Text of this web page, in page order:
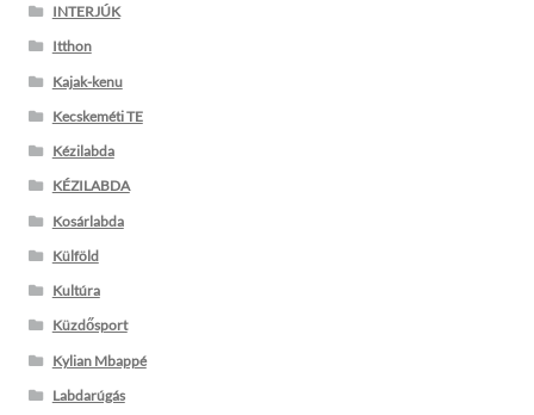
INTERJÚK
Itthon
Kajak-kenu
Kecskeméti TE
Kézilabda
KÉZILABDA
Kosárlabda
Külföld
Kultúra
Küzdősport
Kylian Mbappé
Labdarúgás